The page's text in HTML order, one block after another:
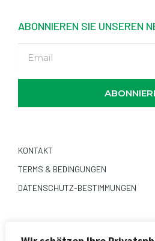
ABONNIEREN SIE UNSEREN
KONTAKT
TERMS & BEDINGUNGEN
DATENSCHUTZ-BESTIMMUNGEN